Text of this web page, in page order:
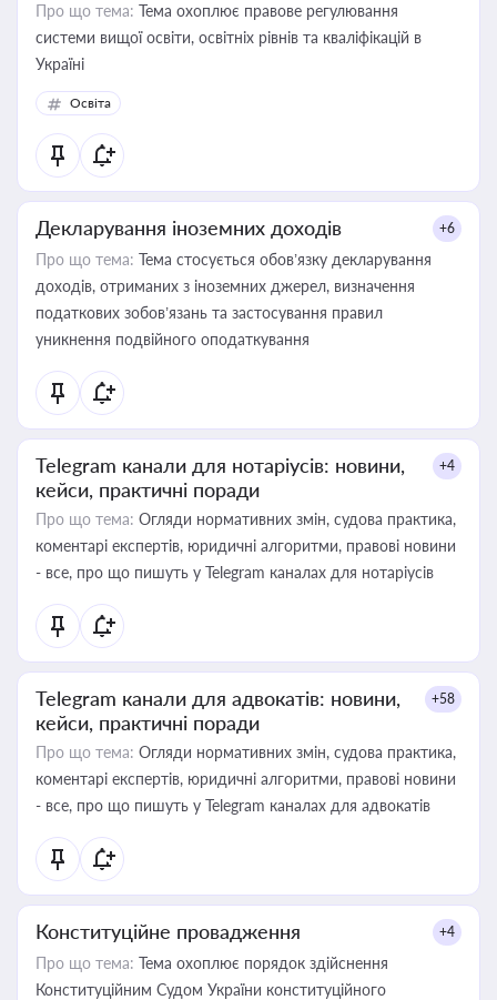
Про що тема: Тема охоплює правове регулювання
системи вищої освіти, освітніх рівнів та кваліфікацій в
Україні
Освіта
Декларування іноземних доходів +6
Про що тема: Тема стосується обов’язку декларування
доходів, отриманих з іноземних джерел, визначення
податкових зобов’язань та застосування правил
уникнення подвійного оподаткування
Telegram канали для нотаріусів: новини,
кейси, практичні поради
+4
Про що тема: Огляди нормативних змін, судова практика,
коментарі експертів, юридичні алгоритми, правові новини
- все, про що пишуть у Telegram каналах для нотаріусів
Telegram канали для адвокатів: новини,
кейси, практичні поради
+58
Про що тема: Огляди нормативних змін, судова практика,
коментарі експертів, юридичні алгоритми, правові новини
- все, про що пишуть у Telegram каналах для адвокатів
Конституційне провадження +4
Про що тема: Тема охоплює порядок здійснення
Конституційним Судом України конституційного